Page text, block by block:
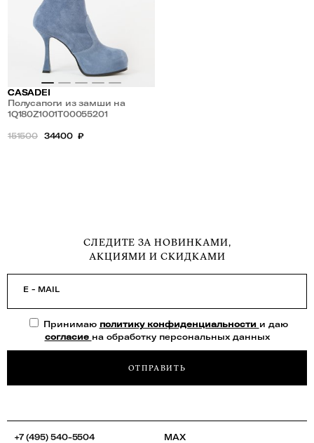
CASADEI
Полусапоги из замши на
платформе
1Q180Z1001T00055201
151500 34400 ₽
СЛЕДИТЕ ЗА НОВИНКАМИ,
АКЦИЯМИ И СКИДКАМИ
E - MAIL
Принимаю политику конфиденциальности и даю
согласие на обработку персональных данных
ОТПРАВИТЬ
+7 (495) 540-5504
MAX